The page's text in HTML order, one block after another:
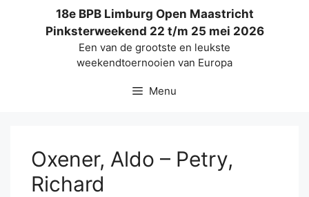
18e BPB Limburg Open Maastricht
Pinksterweekend 22 t/m 25 mei 2026
Een van de grootste en leukste
weekendtoernooien van Europa
Menu
Oxener, Aldo – Petry,
Richard